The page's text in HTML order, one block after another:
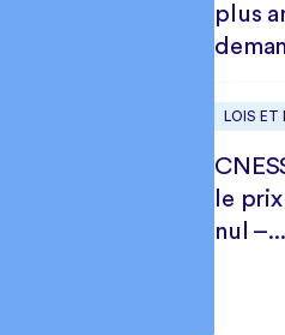
plus
LOIS ET
le
nul –...